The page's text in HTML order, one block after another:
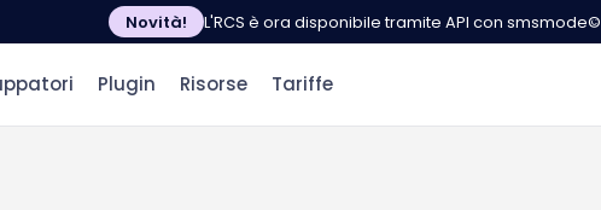
Novità! L'RCS è ora disponibile tramite API con smsmode©
Plugin Risorse Tariffe